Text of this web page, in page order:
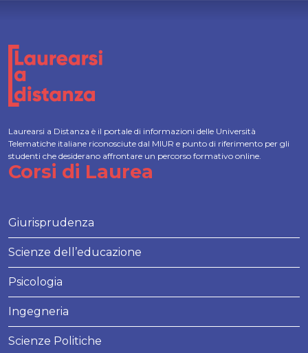
Laurearsi a Distanza è il portale di informazioni delle Università
Telematiche italiane riconosciute dal MIUR e punto di riferimento per gli
studenti che desiderano affrontare un percorso formativo online.
Corsi di Laurea
Giurisprudenza
Scienze dell’educazione
Psicologia
Ingegneria
Scienze Politiche